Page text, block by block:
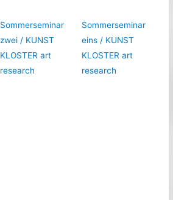
Sommerseminar
zwei / KUNST
KLOSTER art
research
Sommerseminar
eins / KUNST
KLOSTER art
research